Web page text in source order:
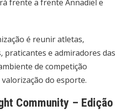
frente a frente Annadiel e
é reunir atletas,
praticantes e admiradores das
de competição
do esporte.
Community – Edição